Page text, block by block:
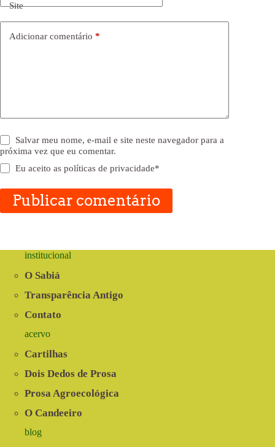
Site
Adicionar comentário *
Salvar meu nome, e-mail e site neste navegador para a
próxima vez que eu comentar.
Eu aceito aspolíticas de privacidade*
Publicar comentário
institucional
O Sabiá
Transparência Antigo
Contato
acervo
Cartilhas
Dois Dedos de Prosa
Prosa Agroecológica
O Candeeiro
blog